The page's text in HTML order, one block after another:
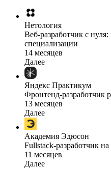
Нетология
Веб-разработчик с
специализации
14 месяцев
Далее
Яндекс Практикум
Фронтенд-разработчик
13 месяцев
Далее
Академия Эдюсон
Fullstack-разработчик
11 месяцев
Далее